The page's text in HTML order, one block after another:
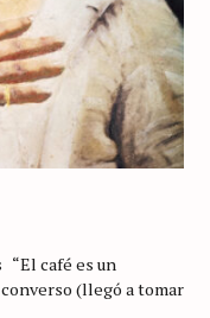
“El café es un
(llegó a tomar